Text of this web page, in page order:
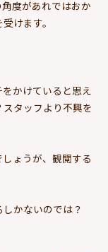
度があれではおか
けます。
かけていると思え
タッフより不興を
ょうが、観閲する
かないのでは？